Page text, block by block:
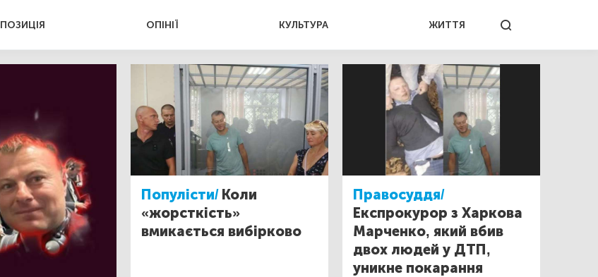
ПОЗИЦІЯ ОПІНІЇ КУЛЬТУРА ЖИТТЯ
Популісти/ Коли
«жорсткість»
вмикається вибірково
Правосуддя/
Експрокурор з Харкова
Марченко, який вбив
двох людей у ДТП,
уникне покарання